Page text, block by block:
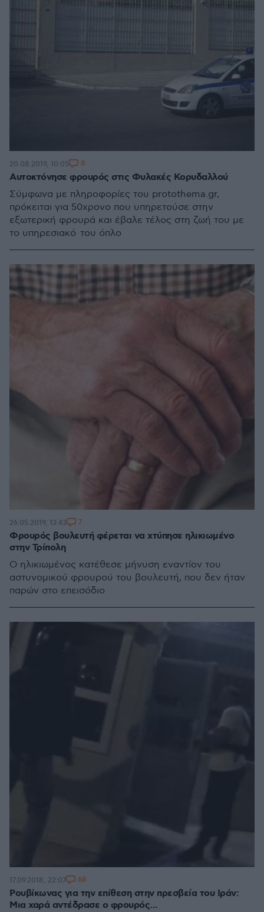
Αυτοκτόνησε φρουρός στις Φυλακές Κορυδαλλού
Σύμφωνα με πληροφορίες του protothema.gr,
πρόκειται για 50χρονο που υπηρετούσε στην
εξωτερική φρουρά και έβαλε τέλος στη ζωή του με
το υπηρεσιακό του όπλο
20.08.2019, 10:05 8
Φρουρός βουλευτή φέρεται να χτύπησε ηλικιωμένο
στην Τρίπολη
Ο ηλικιωμένος κατέθεσε μήνυση εναντίον του
αστυνομικού φρουρού του βουλευτή, που δεν ήταν
παρών στο επεισόδιο
26.05.2019, 13:43 7
Ρουβίκωνας για την επίθεση στην πρεσβεία του Ιράν:
Μια χαρά αντέδρασε ο φρουρός...
17.09.2018, 22:07 68